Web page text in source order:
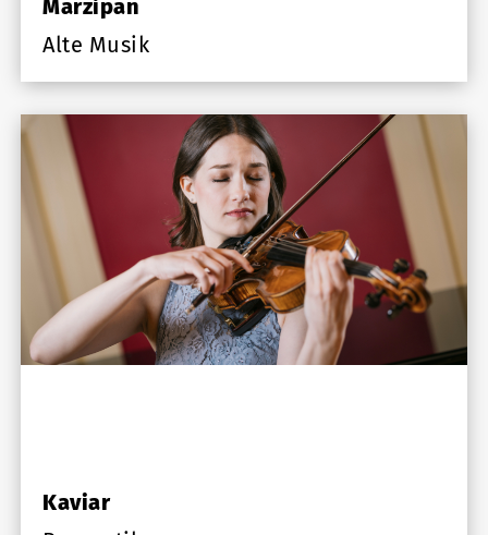
Marzipan
Alte Musik
Kaviar